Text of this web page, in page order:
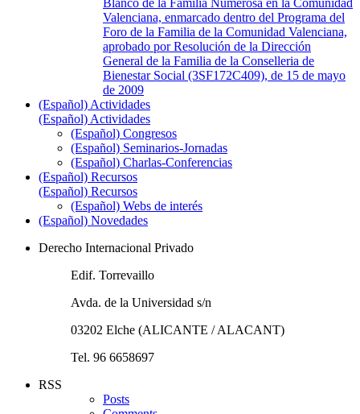
Valenciana, enmarcado dentro del Programa del
Foro de la Familia de la Comunidad Valenciana,
aprobado por Resolución de la Dirección
General de la Familia de la Conselleria de
Bienestar Social (3SF172C409), de 15 de mayo
de 2009
(Español) Actividades
(Español) Actividades
(Español) Congresos
(Español) Seminarios-Jornadas
(Español) Charlas-Conferencias
(Español) Recursos
(Español) Recursos
(Español) Webs de interés
(Español) Novedades
Derecho Internacional Privado
Edif. Torrevaillo
Avda. de la Universidad s/n
03202 Elche (ALICANTE / ALACANT)
Tel. 96 6658697
RSS
Posts